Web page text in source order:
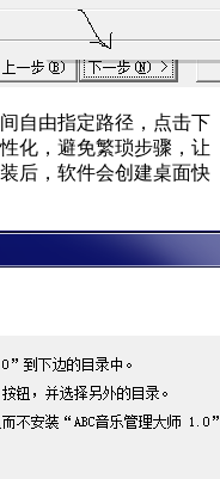
自由指定路径，点击下
化，避免繁琐步骤，让
后，软件会创建桌面快